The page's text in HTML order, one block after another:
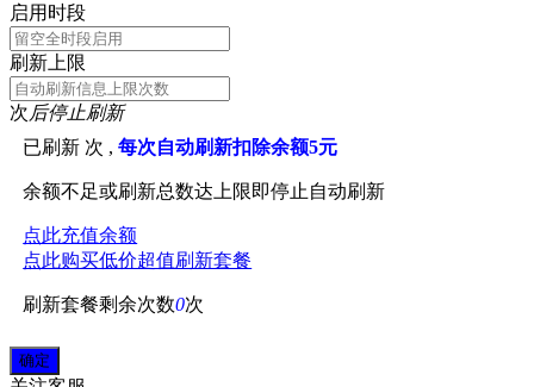
启用时段
刷新上限
次后停止刷新
已刷新 次 ,每次自动刷新扣除余额5元
余额不足或刷新总数达上限即停止自动刷新
点此充值余额
点此购买低价超值刷新套餐
刷新套餐剩余次数0次